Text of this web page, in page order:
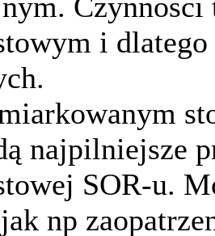
i
najpilniejsze
SOR-u.
np